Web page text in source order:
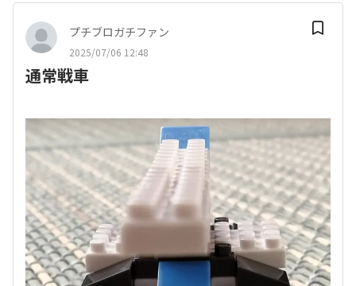
プチブロガチファン
2025/07/06 12:48
通常戦車